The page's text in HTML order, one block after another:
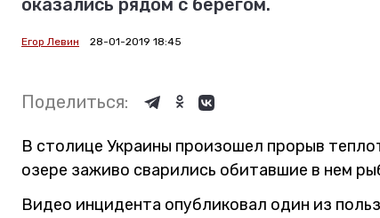
оказались рядом с берегом.
Егор Левин 28-01-2019 18:45
Поделиться:
В столице Украины произошел прорыв
озере заживо сварились обитавшие в нем
Видео инцидента опубликовал один из